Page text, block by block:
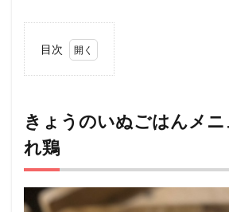
目次
いぬ
ごは
んメ
ニュ
ー：
よだ
れ鶏
きょうのいぬごはんメ
れ鶏